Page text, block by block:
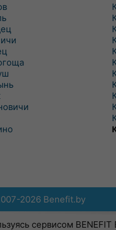
2026 Benefit.by
сервисом